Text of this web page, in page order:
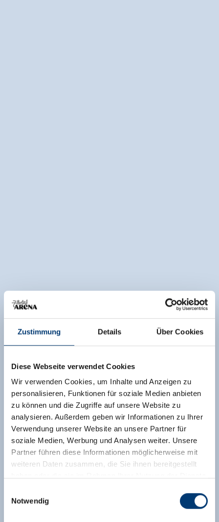
Zustimmung Details Über Cookies
Diese Webseite verwendet Cookies
Wir verwenden Cookies, um Inhalte und Anzeigen zu
personalisieren, Funktionen für soziale Medien anbieten
zu können und die Zugriffe auf unsere Website zu
analysieren. Außerdem geben wir Informationen zu Ihrer
Verwendung unserer Website an unsere Partner für
soziale Medien, Werbung und Analysen weiter. Unsere
Partner führen diese Informationen möglicherweise mit
weiteren Daten zusammen, die Sie ihnen bereitgestellt
Notwendig